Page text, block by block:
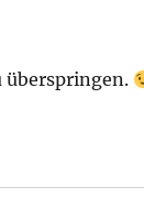
überspringen.